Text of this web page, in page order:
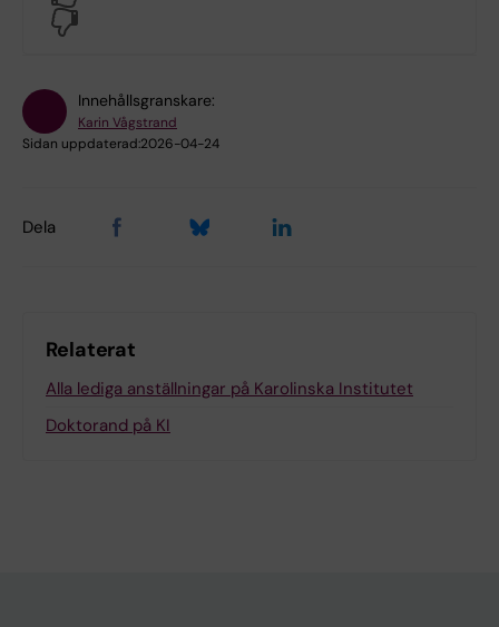
Innehållsgranskare:
Karin Vågstrand
Sidan uppdaterad:2026-04-24
Dela
Relaterat
Alla lediga anställningar på Karolinska Institutet
Doktorand på KI